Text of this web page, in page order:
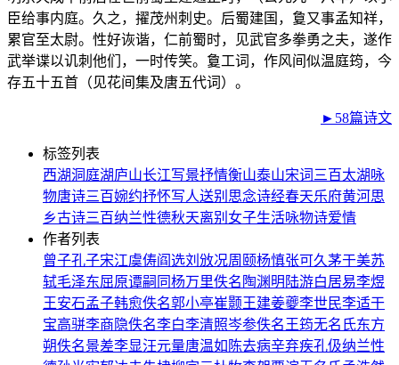
臣给事内庭。久之，擢茂州刺史。后蜀建国，敻又事孟知祥，
累官至太尉。性好诙谐，仁前蜀时，见武官多拳勇之夫，遂作
武举谍以讥刺他们，一时传笑。敻工词，作风间似温庭筠，今
存五十五首（见花间集及唐五代词）。
►58篇诗文
标签列表
西湖洞庭湖庐山长江写景抒情衡山泰山宋词三百太湖 咏
物唐诗三百婉约抒怀写人送别 思念诗经春天乐府黄河思
乡古诗三百纳兰性德秋天离别 女子生活咏物诗爱情
作者列表
曾子孔子宋江虞俦阎选刘攽况周颐杨慎张可久茅于美苏
轼毛泽东屈原谭嗣同杨万里佚名 陶渊明 陆游白居易李煜
王安石孟子韩愈佚名郭小亭崔颢王建姜夔李世民李适干
宝高骈李商隐佚名李白李清照岑参佚名 王筠无名氏东方
朔佚名景差李显汪元量唐温如 陈去病辛弃疾孔伋纳兰性